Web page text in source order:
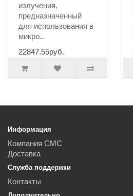
излучения,
предназначенный
для использования в
микро..
22847.55руб.
Информация
Компания СМС
Доставка
Служба поддержки
Контакты